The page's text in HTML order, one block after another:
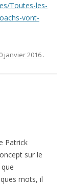
Toutes-les-
vont-
janvier 2016 .
Patrick
sur le
mots, il